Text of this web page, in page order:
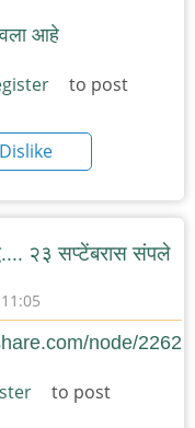
आहे
to post
Dislike
२३ सप्टेंबरास संपले
node/2262
to post